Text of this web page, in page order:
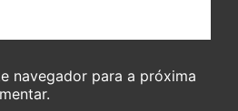
navegador para a próxima